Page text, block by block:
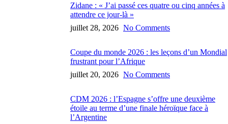
Zidane : « J’ai passé ces quatre ou cinq années à
attendre ce jour-là »
juillet 28, 2026 No Comments
Coupe du monde 2026 : les leçons d’un Mondial
frustrant pour l’Afrique
juillet 20, 2026 No Comments
CDM 2026 : l’Espagne s’offre une deuxième
étoile au terme d’une finale héroïque face à
l’Argentine